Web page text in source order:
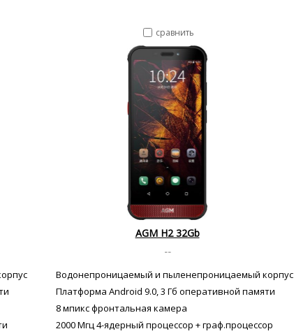
сравнить
AGM H2 32Gb
--
Водонепроницаемый и пыленепроницаемый корпус
Платформа Android 9.0, 3 Гб оперативной памяти
8 мпикс фронтальная камера
2000 Мгц 4-ядерный процессор + граф.процессор